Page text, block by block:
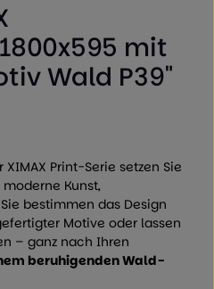
mit
Wald P39"
Print-Serie setzen Sie
Kunst,
bestimmen das Design
Motive oder lassen
– ganz nach Ihren
beruhigenden Wald-